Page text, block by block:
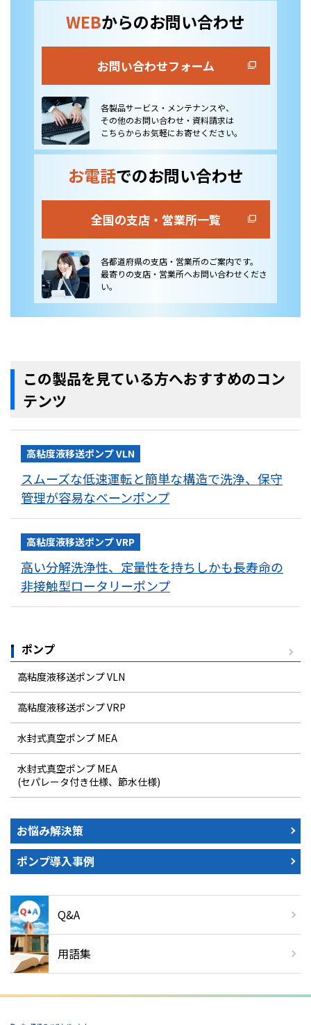
WEBからのお問い合わせ
お問い合わせフォーム
各製品サービス・メンテナンスや、
その他のお問い合わせ・資料請求は
こちらからお気軽にお寄せください。
お電話でのお問い合わせ
全国の支店・営業所一覧
各都道府県の支店・営業所のご案内です。
最寄りの支店・営業所へお問い合わせくださ
い。
この製品を見ている方へおすすめのコン
テンツ
高粘度液移送ポンプ VLN
スムーズな低速運転と簡単な構造で洗浄、保守
管理が容易なベーンポンプ
高粘度液移送ポンプ VRP
高い分解洗浄性、定量性を持ちしかも長寿命の
非接触型ロータリーポンプ
ポンプ
高粘度液移送ポンプ VLN
高粘度液移送ポンプ VRP
水封式真空ポンプ MEA
水封式真空ポンプ MEA
(セパレータ付き仕様、節水仕様)
お悩み解決策
ポンプ導入事例
Q&A
用語集